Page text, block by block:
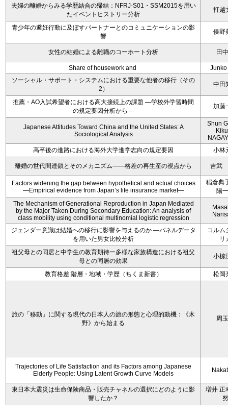
夫婦の離婚からみる学歴結合の帰結：NFRJ-S01・SSM2015を用い
たイベントヒストリー分析
打越
青少年の避妊行動に及ぼすパートナーとのコミュニケーションの影
響
俣野
女性の結婚による離職のコーホート分析 田
Share of housework and
Junko
ソーシャル・サポート・システムにおける重要な他者の移行（その
2）
中田
推薦・AO入試希望者における高大接続上の課題 ―学校外学習時間
の規定要因分析から―
加藤
Japanese Attitudes Toward China and the United States: A
Sociological Analysis
Shun
高卒後の進路における海外大学進学志向の規定要因
小林
離婚の世代間連鎖とそのメカニズム――格差の再生産の視点から 吉武
Factors widening the gap between hypothetical and actual choices
—Empirical evidence from Japan’s life insurance market—
稲倉典
陽
The Mechanism of Generational Reproduction in Japan Mediated
by the Major Taken During Secondary Education: An analysis of
class mobility using conditional multinomial logistic regression
ジェンダー意識は結婚への移行に影響を与えるのか ―パネルデータ
を用いた男女比較分析
コルム
リ
祖父母との同居と中学生の教育期待ー多様な家族構造における祖父
母との同居の効果
小椋
教育格差:階層・地域・学歴（ちくま新書） 松岡
旅の「移動」に関する現代の日本人の旅の形態と心理的動機：《木
野》から始まる
周
Trajectories of Life Satisfaction and its Factors among Japanese
Elderly People: Using Latent Growth Curve Models
東日本大震災は生命保険商品・販売チャネルの選択にどのように影
響したか？
増井 正
努